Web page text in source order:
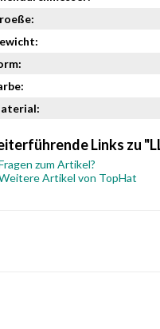
Links zu
zum Artikel?
Artikel von TopHat